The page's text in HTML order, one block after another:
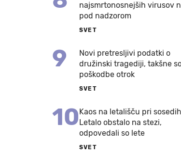
najsmrtonosnejših virusov
pod nadzorom
SVET
9
Novi pretresljivi podatki o
družinski tragediji, takšne
poškodbe otrok
SVET
10Kaos na letališču pri
Letalo obstalo na stezi,
odpovedali so lete
SVET